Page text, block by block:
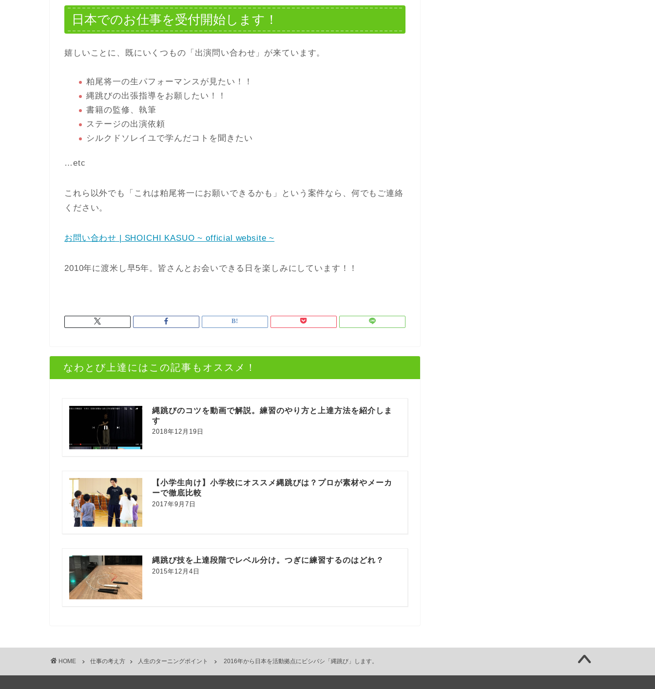
日本でのお仕事を受付開始します！
嬉しいことに、既にいくつもの「出演問い合わせ」が来ています。
粕尾将一の生パフォーマンスが見たい！！
縄跳びの出張指導をお願したい！！
書籍の監修、執筆
ステージの出演依頼
シルクドソレイユで学んだコトを聞きたい
…etc
これら以外でも「これは粕尾将一にお願いできるかも」という案件なら、何でもご連絡
ください。
お問い合わせ | SHOICHI KASUO ~ official website ~
2010年に渡米し早5年。皆さんとお会いできる日を楽しみにしています！！
なわとび上達にはこの記事もオススメ！
縄跳びのコツを動画で解説。練習のやり方と上達方法を紹介しま
す
2018年12月19日
【小学生向け】小学校にオススメ縄跳びは？プロが素材やメーカ
ーで徹底比較
2017年9月7日
縄跳び技を上達段階でレベル分け。つぎに練習するのはどれ？
2015年12月4日
HOME 仕事の考え方 人生のターニングポイント 2016年から日本を活動拠点にビシバシ「縄跳び」します。